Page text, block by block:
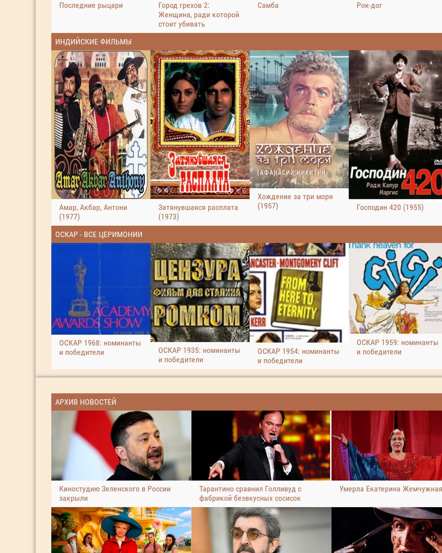
Последние рыцари
Город грехов 2:
Женщина, ради которой
стоит убивать
Самба Рок-дог
ИНДИЙСКИЕ ФИЛЬМЫ
Амар, Акбар, Антони
(1977)
Затянувшаяся расплата
(1973)
Хождение за три моря
(1957)
Господин 420 (1955)
ОСКАР - ВСЕ ЦЕРИМОНИИ
ОСКАР 1968: номинанты
и победители
ОСКАР 1935: номинанты
и победители
ОСКАР 1954: номинанты
и победители
ОСКАР 1959: номинанты
и победители
АРХИВ НОВОСТЕЙ
Киностудию Зеленского в России
закрыли
Тарантино сравнил Голливуд с
фабрикой безвкусных сосисок
Умерла Екатерина Жемчужная